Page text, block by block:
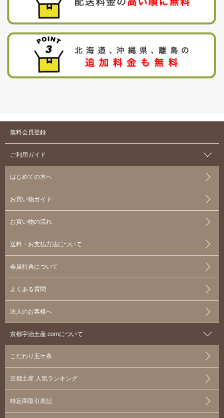
無料会員登録
ご利用ガイド
はじめての方へ
お買い物ガイド
お買い物の流れ
送料・お支払方法について
会員特典について
よくある質問
法人のお客様へ
京都宇治土産.comについて
こだわり五ケ条
京都土産 人気ランキング
特定商取引表記